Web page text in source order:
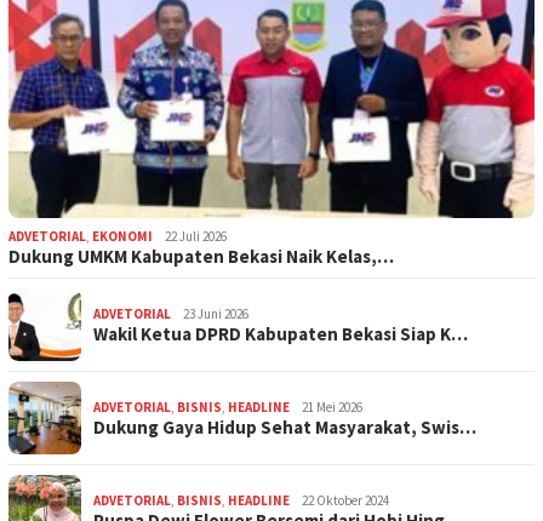
ADVETORIAL, EKONOMI 22 Juli 2026
Dukung UMKM Kabupaten Bekasi Naik Kelas,…
ADVETORIAL 23 Juni 2026
Wakil Ketua DPRD Kabupaten Bekasi Siap K…
ADVETORIAL, BISNIS, HEADLINE 21 Mei 2026
Dukung Gaya Hidup Sehat Masyarakat, Swis…
ADVETORIAL, BISNIS, HEADLINE 22 Oktober 2024